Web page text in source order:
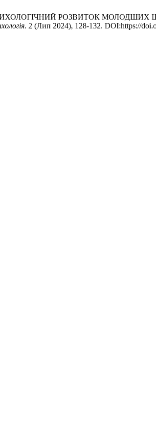
РОЗВИТОК МОЛОДШИХ
. 2 (Лип 2024), 128-132. DOI:https://